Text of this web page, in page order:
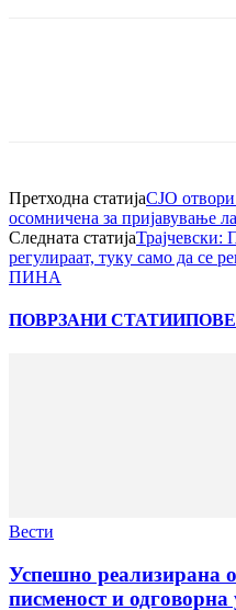
Претходна статијаСЈО отвори
осомничена за пријавување
Следната статијаТрајчевски:
регулираат, туку само да се
ПИНА
ПОВРЗАНИ СТАТИИ
Вести
Успешно реализирана
писменост и